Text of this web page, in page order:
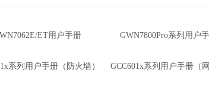
ET用户手册 GWN7800Pro系列用户
系列用户手册（防火墙） GCC601x系列用户手册（网